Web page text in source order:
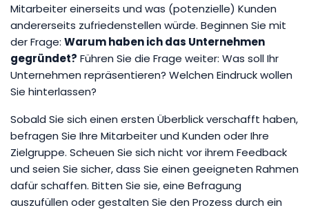
Mitarbeiter einerseits und was (potenzielle) Kunden
andererseits zufriedenstellen würde. Beginnen Sie mit
der Frage: Warum haben ich das Unternehmen
gegründet? Führen Sie die Frage weiter: Was soll Ihr
Unternehmen repräsentieren? Welchen Eindruck wollen
Sie hinterlassen?
Sobald Sie sich einen ersten Überblick verschafft haben,
befragen Sie Ihre Mitarbeiter und Kunden oder Ihre
Zielgruppe. Scheuen Sie sich nicht vor ihrem Feedback
und seien Sie sicher, dass Sie einen geeigneten Rahmen
dafür schaffen. Bitten Sie sie, eine Befragung
auszufüllen oder gestalten Sie den Prozess durch ein